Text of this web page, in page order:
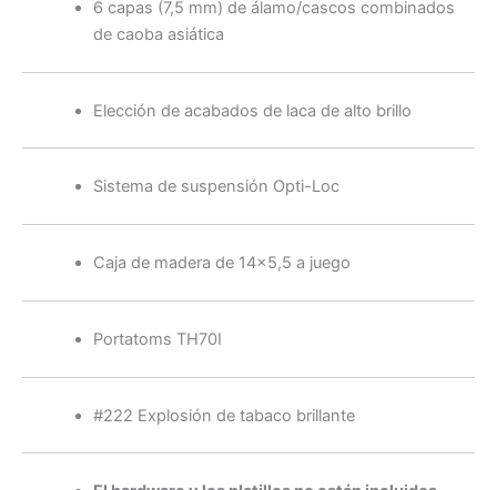
6 capas (7,5 mm) de álamo/cascos combinados
de caoba asiática
Elección de acabados de laca de alto brillo
Sistema de suspensión Opti-Loc
Caja de madera de 14×5,5 a juego
Portatoms TH70I
#222 Explosión de tabaco brillante